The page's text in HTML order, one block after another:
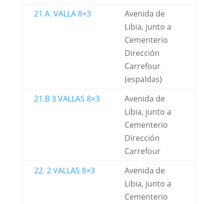
21.A. VALLA 8×3
Avenida de
Libia, junto a
Cementerio
Dirección
Carrefour
(espaldas)
21.B 3 VALLAS 8×3
Avenida de
Libia, junto a
Cementerio
Dirección
Carrefour
22. 2 VALLAS 8×3
Avenida de
Libia, junto a
Cementerio